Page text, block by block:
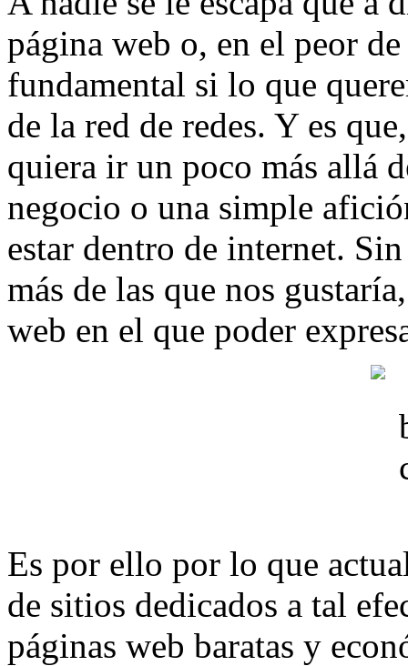
página web o, en el peor
fundamental si lo que
de la red de redes. Y es
quiera ir un poco más allá
negocio o una simple
estar dentro de internet.
más de las que nos
web en el que poder
Es por ello por lo que
de sitios dedicados a tal
páginas web baratas y